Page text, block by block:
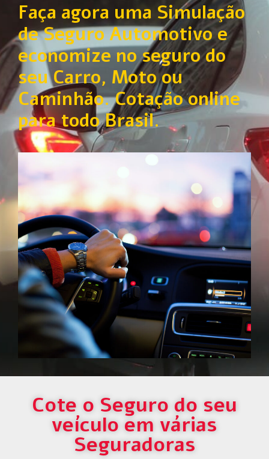
Faça agora uma Simulação
de Seguro Automotivo e
economize no seguro do
seu Carro, Moto ou
Caminhão. Cotação online
para todo Brasil.
Cote o Seguro do seu
veículo em várias
Seguradoras